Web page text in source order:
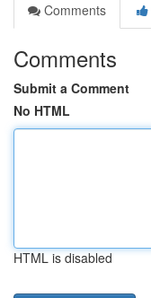
Comments
Comments
Submit a Comment
No HTML
HTML is disabled